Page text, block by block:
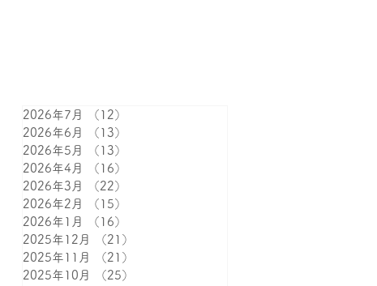
2026年7月 （12）
2026年6月
（13）
2026年5月
（13）
2026年4月
（16）
2026年3月
（22）
2026年2月
（15）
2026年1月
（16）
2025年12月
（21）
2025年11月
（21）
2025年10月
（25）